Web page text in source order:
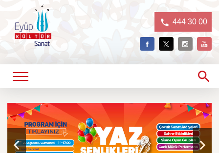
444 30 00